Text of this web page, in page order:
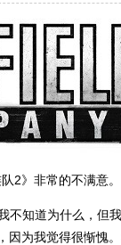
》非常的不满意。
知道为什么，但
因为我觉得很惭愧